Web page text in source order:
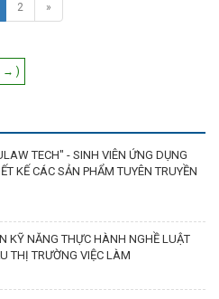
2 »
→ )
TECH" - SINH VIÊN ỨNG DỤNG
KẾ CÁC SẢN PHẨM TUYÊN TRUYỀN
KỸ NĂNG THỰC HÀNH NGHỀ LUẬT
THỊ TRƯỜNG VIỆC LÀM